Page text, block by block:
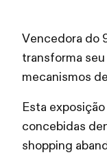
Vencedora do
transforma
mecanismos
Esta
concebidas
shopping